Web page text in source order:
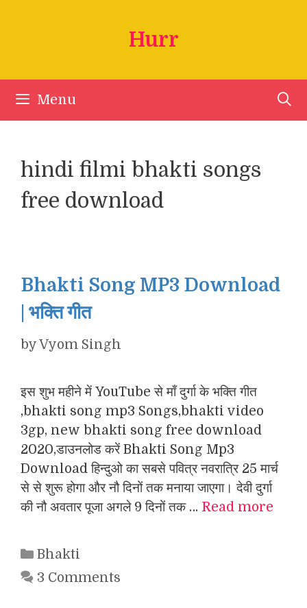
Hurr
Menu
hindi filmi bhakti songs
free download
Bhakti Song MP3 Download
| भक्ति गीत
byVyom Singh
इस शुभ महीने में YouTube से माँ दुर्गा के भक्ति गीत
,bhakti song mp3 Songs,bhakti video
3gp, new bhakti song free download
2020,डाउनलोड करें Bhakti Song Mp3
Download हिन्दुओ का सबसे पवित्र नवरात्रि 25 मार्च
से से शुरू होगा और नौ दिनों तक मनाया जाएगा। देवी दुर्गा
की नौ अवतार पूजा अगले 9 दिनों तक … Read more
Categories
Bhakti
3 Comments